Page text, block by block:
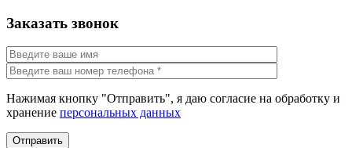
Заказать звонок
Нажимая кнопку "Отправить", я даю согласие на обработку и
хранение персональных данных
Отправить